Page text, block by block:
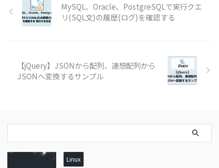
MySQL、Oracle、PostgreSQLで実行クエ
リ(SQL文)の履歴(ログ)を確認する
【jQuery】JSONから配列、連想配列から
JSONへ変換するサンプル
Linux